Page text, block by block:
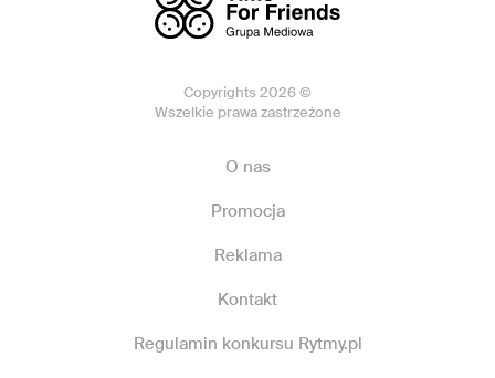
Copyrights 2026 ©
Wszelkie prawa zastrzeżone
O nas
Promocja
Reklama
Kontakt
Regulamin konkursu Rytmy.pl